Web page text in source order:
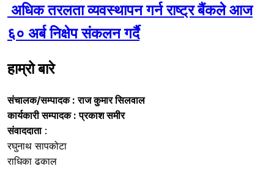
अधिक तरलता व्यवस्थापन गर्न राष्ट्र बैंकले आज
६० अर्ब निक्षेप संकलन गर्दै
हाम्रो बारे
संचालक/सम्पादक :राज कुमार सिलवाल
कार्यकारी सम्पादक : प्रकाश समीर
संवाददाता:
रघुनाथ सापकोटा
राधिका ढकाल